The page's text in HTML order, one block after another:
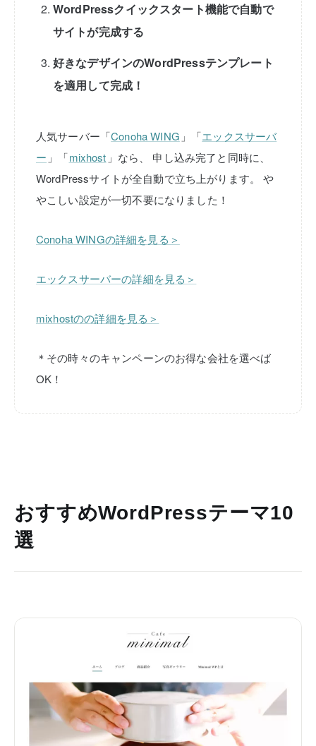
WordPressクイックスタート機能で自動で
サイトが完成する
好きなデザインのWordPressテンプレート
を適用して完成！
人気サーバー「Conoha WING 」「エックスサーバ
ー 」「mixhost 」なら、
申し込み完了と同時に、
WordPressサイトが全自動で立ち上がります。
や
やこしい設定が一切不要になりました！
Conoha WINGの詳細を見る＞
エックスサーバーの詳細を見る＞
mixhostのの詳細を見る＞
＊その時々のキャンペーンのお得な会社を選べば
OK！
おすすめWordPressテーマ10
選